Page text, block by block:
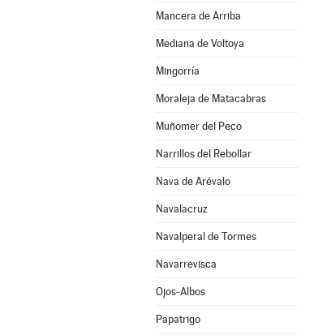
Mancera de Arriba
Mediana de Voltoya
Mingorría
Moraleja de Matacabras
Muñomer del Peco
Narrillos del Rebollar
Nava de Arévalo
Navalacruz
Navalperal de Tormes
Navarrevisca
Ojos-Albos
Papatrigo